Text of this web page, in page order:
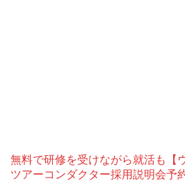
無料で研修を受けながら就活も【
ツアーコンダクター採用説明会予